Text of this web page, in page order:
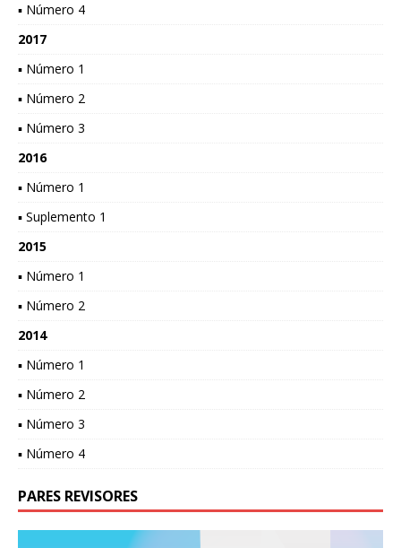
▪ Número 4
2017
▪ Número 1
▪ Número 2
▪ Número 3
2016
▪ Número 1
▪ Suplemento 1
2015
▪ Número 1
▪ Número 2
2014
▪ Número 1
▪ Número 2
▪ Número 3
▪ Número 4
PARES REVISORES